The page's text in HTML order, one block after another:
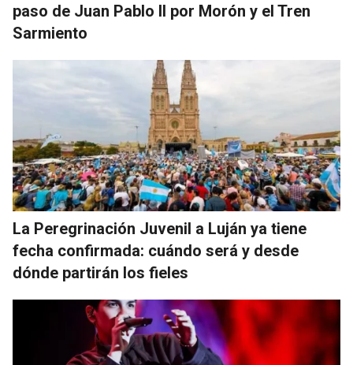
paso de Juan Pablo II por Morón y el Tren
Sarmiento
La Peregrinación Juvenil a Luján ya tiene
fecha confirmada: cuándo será y desde
dónde partirán los fieles